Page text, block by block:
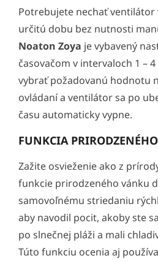
Potrebujete nechať ventilátor
určitú dobu bez nutnosti
Noaton Zoya je vybavený
časovačom v intervaloch 1 –
vybrať požadovanú hodnotu
ovládaní a ventilátor sa po
času automaticky vypne.
FUNKCIA
Zažite osvieženie ako z
funkcie prirodzeného vánku
samovoľnému striedaniu
aby navodil pocit, akoby ste
po slnečnej pláži a mali
Túto funkciu ocenia aj